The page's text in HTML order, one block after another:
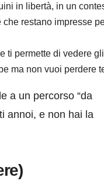
in libertà, in un
restano impresse
ti permette di vedere gli
ma non vuoi perdere
a un percorso “da
annoi, e non hai la